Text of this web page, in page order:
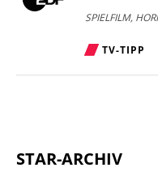
SPIELFILM,
TV-TIPP
STAR-ARCHIV